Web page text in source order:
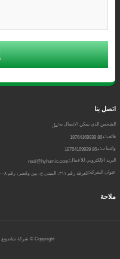
اتصل بنا
الشخص الذي يمكن الاتصال به:نيل
هاتف:+86 18764169939
واتساب:+86 18764169939
البريد الإلكتروني للأعمال:neal@hyhumic.com
عنوان الشركة:الغرفة رقم ٣١١، المبنى ج، يين وقصر، رقم ٢٠٠٨، شارع النيل، منطقة التكنولوجيا الفائقة، جينان، جنوب الشتاء، الصين
ملاحة
Copyright © شركة شاندونغ